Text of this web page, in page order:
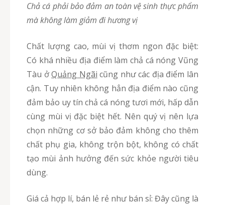
chả cá phải bảo đảm an toàn vệ sinh thực phẩm
mà không làm giảm đi hương vị
Chất lượng cao, mùi vị thơm ngon đặc biệt:
Có khá nhiều địa điểm làm chả cá nóng Vũng
Tàu ởQuảng Ngãi cũng như các địa điểm lân
cận. Tuy nhiên không hẳn địa điểm nào cũng
đảm bảo uy tín chả cá nóng tươi mới, hấp dẫn
cùng mùi vị đặc biệt hết. Nên quý vị nên lựa
chọn những cơ sở bảo đảm không cho thêm
chất phụ gia, không trộn bột, không có chất
tạo mùi ảnh hưởng đến sức khỏe người tiêu
dùng.
Giá cả hợp lí, bán lẻ rẻ như bán sỉ: Đây cũng là